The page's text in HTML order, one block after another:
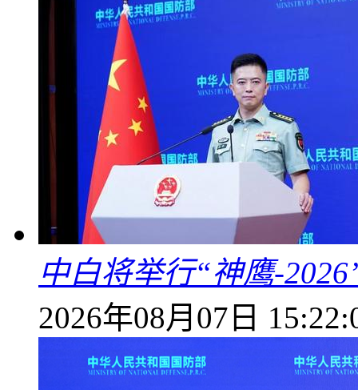
中白将举行“神鹰-
2026年08月07日